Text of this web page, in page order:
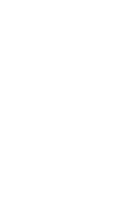
した。 プロ
ならではの
、駐車場事
を飽きさせ
…。楽しみ
っぱなしの
動にしっか
いきます💪
まにええと
はあなたを